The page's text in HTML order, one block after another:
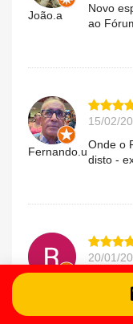
João.a
Novo
ao
Fernando.u
15/02/
Onde o
disto -
20/01/